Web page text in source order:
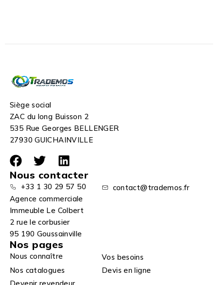
Siège social
ZAC du long Buisson 2
535 Rue Georges BELLENGER
27930 GUICHAINVILLE
Nous contacter
+33 1 30 29 57 50
contact@trademos.fr
Agence commerciale
Immeuble Le Colbert
2 rue le corbusier
95 190 Goussainville
Nos pages
Nous connaître
Vos besoins
Nos catalogues
Devis en ligne